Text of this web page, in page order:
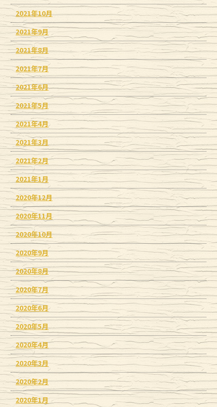
2021年10月
2021年9月
2021年8月
2021年7月
2021年6月
2021年5月
2021年4月
2021年3月
2021年2月
2021年1月
2020年12月
2020年11月
2020年10月
2020年9月
2020年8月
2020年7月
2020年6月
2020年5月
2020年4月
2020年3月
2020年2月
2020年1月